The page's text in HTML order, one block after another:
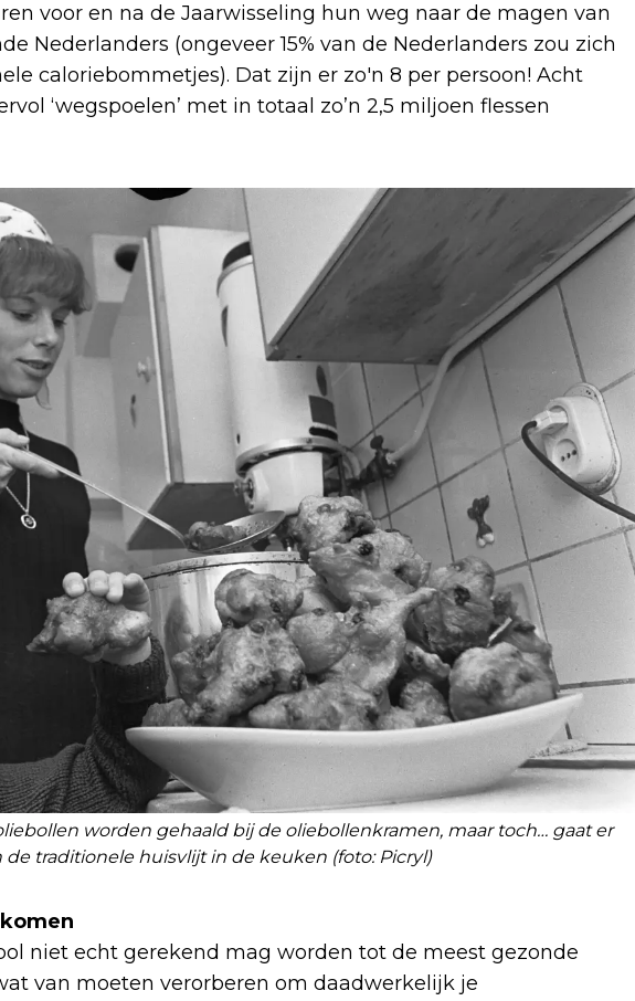
voor en na de Jaarwisseling hun weg naar de magen van
Nederlanders (ongeveer 15% van de Nederlanders zou zich
caloriebommetjes). Dat zijn er zo'n 8 per persoon! Acht
‘wegspoelen’ met in totaal zo’n 2,5 miljoen flessen
worden gehaald bij de oliebollenkramen, maar toch… gaat er
de traditionele huisvlijt in de keuken (foto: Picryl)
niet echt gerekend mag worden tot de meest gezonde
van moeten verorberen om daadwerkelijk je